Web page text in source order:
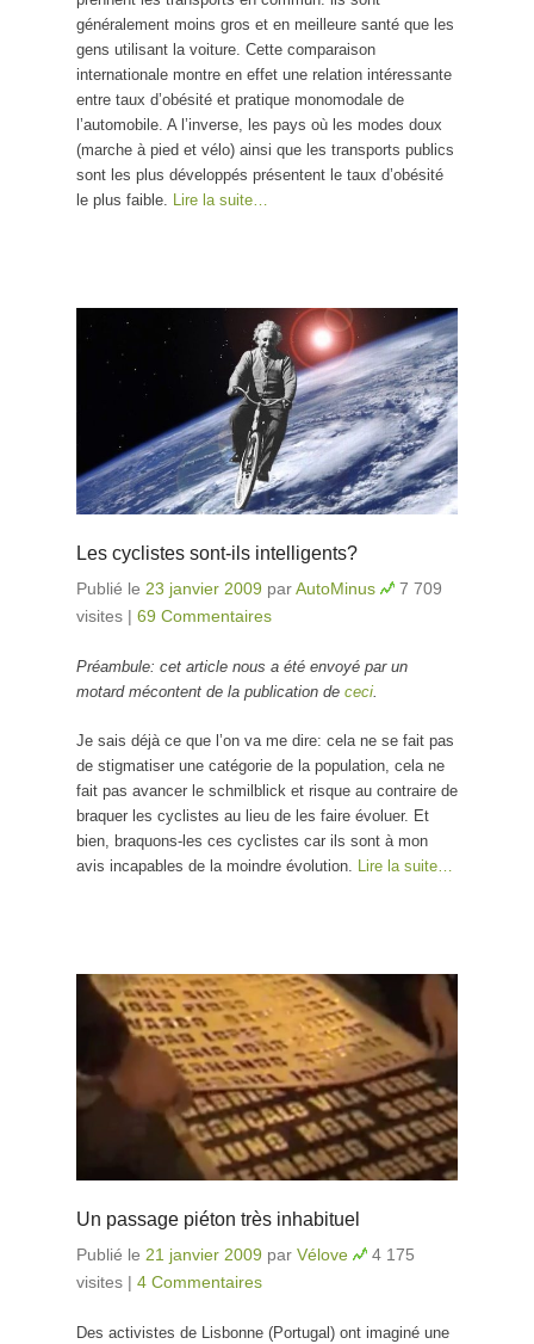
généralement moins gros et en meilleure santé que les
gens utilisant la voiture. Cette comparaison
internationale montre en effet une relation intéressante
entre taux d’obésité et pratique monomodale de
l’automobile. A l’inverse, les pays où les modes doux
(marche à pied et vélo) ainsi que les transports publics
sont les plus développés présentent le taux d’obésité
le plus faible. Lire la suite…
Les cyclistes sont-ils intelligents?
Publié le 23 janvier 2009 parAutoMinus
7 709
visites | 69 Commentaires
Préambule: cet article nous a été envoyé par un
motard mécontent de la publication de ceci.
Je sais déjà ce que l’on va me dire: cela ne se fait pas
de stigmatiser une catégorie de la population, cela ne
fait pas avancer le schmilblick et risque au contraire de
braquer les cyclistes au lieu de les faire évoluer. Et
bien, braquons-les ces cyclistes car ils sont à mon
avis incapables de la moindre évolution. Lire la suite…
Un passage piéton très inhabituel
Publié le 21 janvier 2009 par Vélove
4 175
visites | 4 Commentaires
Des activistes de Lisbonne (Portugal) ont imaginé une